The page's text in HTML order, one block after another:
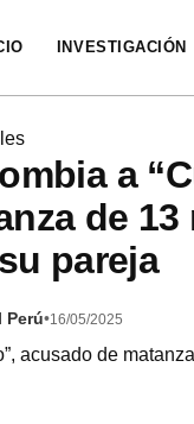
INVESTIGACIÓN
a
de
pareja
Perú•16/05/2025